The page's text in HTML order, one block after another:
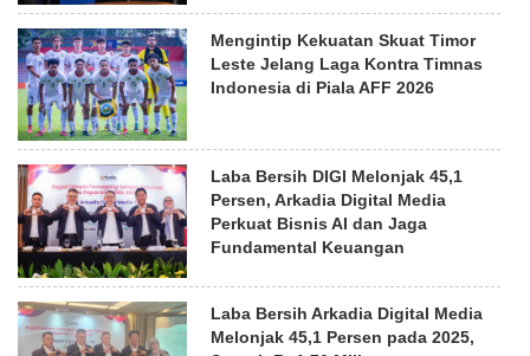
Mengintip Kekuatan Skuat Timor
Leste Jelang Laga Kontra Timnas
Indonesia di Piala AFF 2026
Laba Bersih DIGI Melonjak 45,1
Persen, Arkadia Digital Media
Perkuat Bisnis AI dan Jaga
Fundamental Keuangan
Laba Bersih Arkadia Digital Media
Melonjak 45,1 Persen pada 2025,